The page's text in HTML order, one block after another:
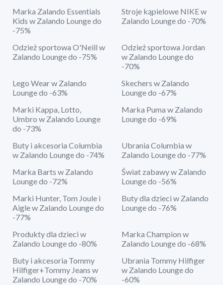
Marka Zalando Essentials
Kids w Zalando Lounge do
-75%
Stroje kąpielowe NIKE w
Zalando Lounge do -70%
Odzież sportowa O'Neill w
Zalando Lounge do -75%
Odzież sportowa Jordan
w Zalando Lounge do
-70%
Lego Wear w Zalando
Lounge do -63%
Skechers w Zalando
Lounge do -67%
Marki Kappa, Lotto,
Umbro w Zalando Lounge
do -73%
Marka Puma w Zalando
Lounge do -69%
Buty i akcesoria Columbia
w Zalando Lounge do -74%
Ubrania Columbia w
Zalando Lounge do -77%
Marka Barts w Zalando
Lounge do -72%
Świat zabawy w Zalando
Lounge do -56%
Marki Hunter, Tom Joule i
Aigle w Zalando Lounge do
-77%
Buty dla dzieci w Zalando
Lounge do -76%
Produkty dla dzieci w
Zalando Lounge do -80%
Marka Champion w
Zalando Lounge do -68%
Buty i akcesoria Tommy
Hilfiger+Tommy Jeans w
Zalando Lounge do -70%
Ubrania Tommy Hilfiger
w Zalando Lounge do
-60%